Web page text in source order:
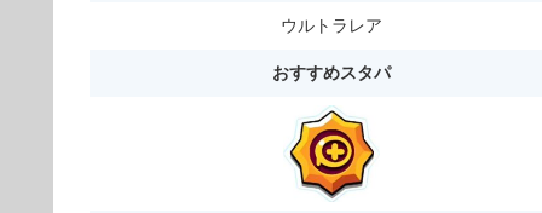
ウルトラレア
おすすめスタパ